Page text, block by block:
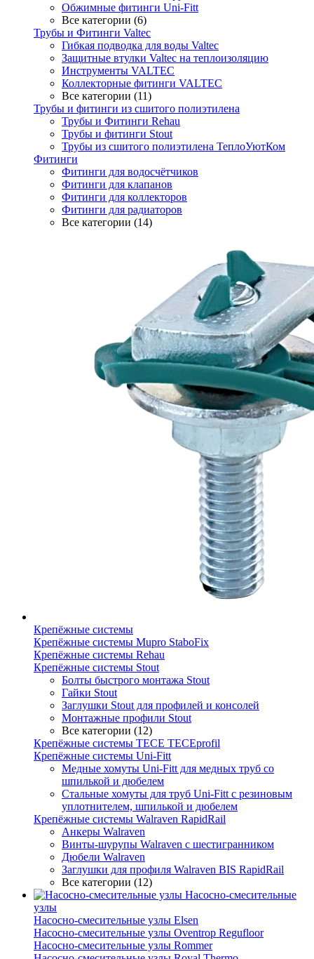
Обжимные фитинги Uni-Fitt
Все категории (6)
Трубы и Фитинги Valtec
Гибкая подводка для воды Valtec
Защитные втулки Valtec на теплоизоляцию
Инструменты VALTEC
Коллекторные фитинги VALTEC
Все категории (11)
Трубы и фитинги из сшитого полиэтилена
Трубы и Фитинги Rehau
Трубы и фитинги Stout
Трубы из сшитого полиэтилена ТеплоУютКом
Фитинги
Фитинги для водосчётчиков
Фитинги для клапанов
Фитинги для коллекторов
Фитинги для радиаторов
Все категории (14)
Крепёжные системы
Крепёжные системы Mupro StaboFix
Крепёжные системы Rehau
Крепёжные системы Stout
Болты быстрого монтажа Stout
Гайки Stout
Заглушки Stout для профилей и консолей
Монтажные профили Stout
Все категории (12)
Крепёжные системы TECE TECEprofil
Крепёжные системы Uni-Fitt
Медные хомуты Uni-Fitt для медных труб со
шпилькой и дюбелем
Стальные хомуты для труб Uni-Fitt с резиновым
уплотнителем, шпилькой и дюбелем
Крепёжные системы Walraven RapidRail
Анкеры Walraven
Винты-шурупы Walraven с шестигранником
Дюбели Walraven
Заглушки для профиля Walraven BIS RapidRail
Все категории (12)
Насосно-смесительные
узлы
Насосно-смесительные узлы Elsen
Насосно-смесительные узлы Oventrop Regufloor
Насосно-смесительные узлы Rommer